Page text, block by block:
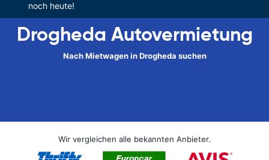
noch heute!
Drogheda Autovermietung
Nach Mietwagen in Drogheda suchen
Wir vergleichen alle bekannten Anbieter.